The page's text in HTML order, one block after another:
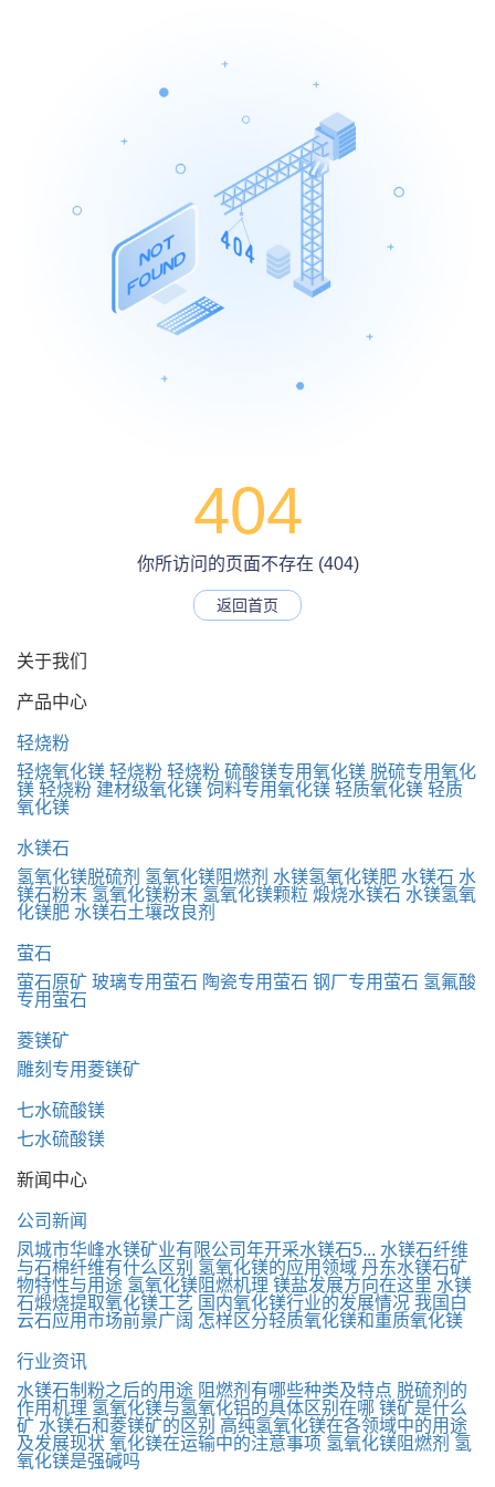
404
你所访问的页面不存在 (404)
返回首页
关于我们
产品中心
轻烧粉
轻烧氧化镁 轻烧粉 轻烧粉 硫酸镁专用氧化镁 脱硫专用氧化
镁 轻烧粉 建材级氧化镁 饲料专用氧化镁 轻质氧化镁 轻质
氧化镁
水镁石
氢氧化镁脱硫剂 氢氧化镁阻燃剂 水镁氢氧化镁肥 水镁石 水
镁石粉末 氢氧化镁粉末 氢氧化镁颗粒 煅烧水镁石 水镁氢氧
化镁肥 水镁石土壤改良剂
萤石
萤石原矿 玻璃专用萤石 陶瓷专用萤石 钢厂专用萤石 氢氟酸
专用萤石
菱镁矿
雕刻专用菱镁矿
七水硫酸镁
七水硫酸镁
新闻中心
公司新闻
凤城市华峰水镁矿业有限公司年开采水镁石5... 水镁石纤维
与石棉纤维有什么区别 氢氧化镁的应用领域 丹东水镁石矿
物特性与用途 氢氧化镁阻燃机理 镁盐发展方向在这里 水镁
石煅烧提取氧化镁工艺 国内氧化镁行业的发展情况 我国白
云石应用市场前景广阔 怎样区分轻质氧化镁和重质氧化镁
行业资讯
水镁石制粉之后的用途 阻燃剂有哪些种类及特点 脱硫剂的
作用机理 氢氧化镁与氢氧化铝的具体区别在哪 镁矿是什么
矿 水镁石和菱镁矿的区别 高纯氢氧化镁在各领域中的用途
及发展现状 氧化镁在运输中的注意事项 氢氧化镁阻燃剂 氢
氧化镁是强碱吗